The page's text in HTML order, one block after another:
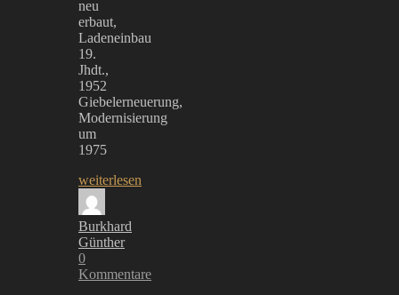
neu
erbaut,
Ladeneinbau
19.
Jhdt.,
1952
Giebelerneuerung,
Modernisierung
um
1975
weiterlesen
Burkhard
Günther
0
Kommentare